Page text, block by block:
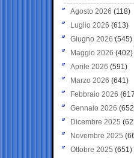
Agosto 2026 (118)
Luglio 2026 (613)
Giugno 2026 (545)
Maggio 2026 (402)
Aprile 2026 (591)
Marzo 2026 (641)
Febbraio 2026
Gennaio 2026
Dicembre 2025
Novembre 2025
Ottobre 2025 (651)